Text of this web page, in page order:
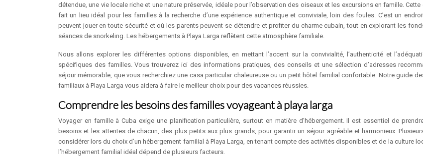
détendue, une vie locale riche et une nature préservée, idéale pour l’observation des oiseaux et les excursions en famille.
fait un lieu idéal pour les familles à la recherche d’une expérience authentique et conviviale, loin des foules. C’est un
peuvent jouer en toute sécurité et où les parents peuvent se détendre et profiter du charme cubain, tout en explorant les
séances de snorkeling. Les hébergements à Playa Larga reflètent cette atmosphère familiale.
Nous allons explorer les différentes options disponibles, en mettant l’accent sur la convivialité, l’authenticité et
spécifiques des familles. Vous trouverez ici des informations pratiques, des conseils et une sélection d’adresses
séjour mémorable, que vous recherchiez une casa particular chaleureuse ou un petit hôtel familial confortable. Notre guide
familiaux à Playa Larga vous aidera à faire le meilleur choix pour des vacances réussies.
Comprendre les besoins des familles voyageant à playa larga
Voyager en famille à Cuba exige une planification particulière, surtout en matière d’hébergement. Il est essentiel de
besoins et les attentes de chacun, des plus petits aux plus grands, pour garantir un séjour agréable et harmonieux.
considérer lors du choix d’un hébergement familial à Playa Larga, en tenant compte des activités disponibles et de la culture
l’hébergement familial idéal dépend de plusieurs facteurs.